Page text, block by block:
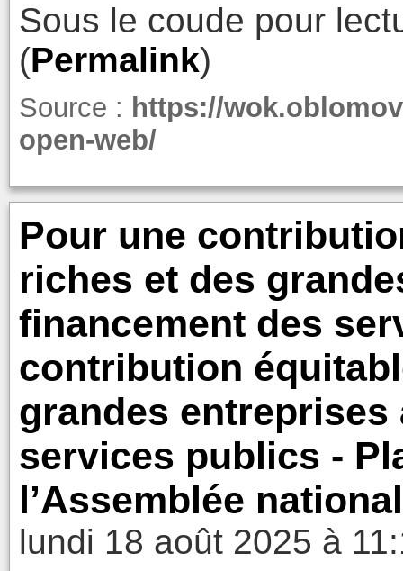
Sous le coude pour
(Permalink)
Source : https://
open-web/
Pour une
riches et des
financement des
contribution
grandes entreprises
services publics -
l’Assemblée
lundi 18 août 2025 à